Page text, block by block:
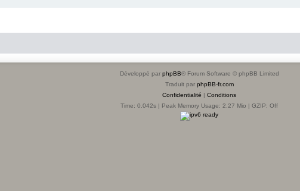
Développé par phpBB® Forum Software © phpBB Limited
Traduit par phpBB-fr.com
Confidentialité | Conditions
Time: 0.042s | Peak Memory Usage: 2.27 Mio | GZIP: Off